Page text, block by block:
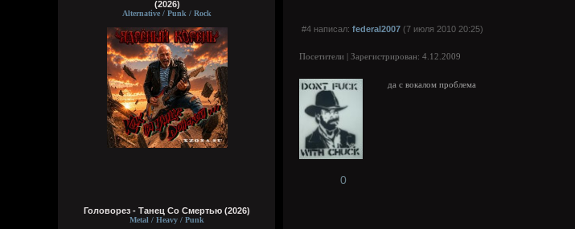
(2026)
Alternative / Punk / Rock
Головорез - Tанец Со Смертью (2026)
Metal / Heavy / Punk
#4 написал: federal2007 (7 июля 2010 20:25)
Посетители | Зарегистрирован: 4.12.2009
да с вокалом проблема
0